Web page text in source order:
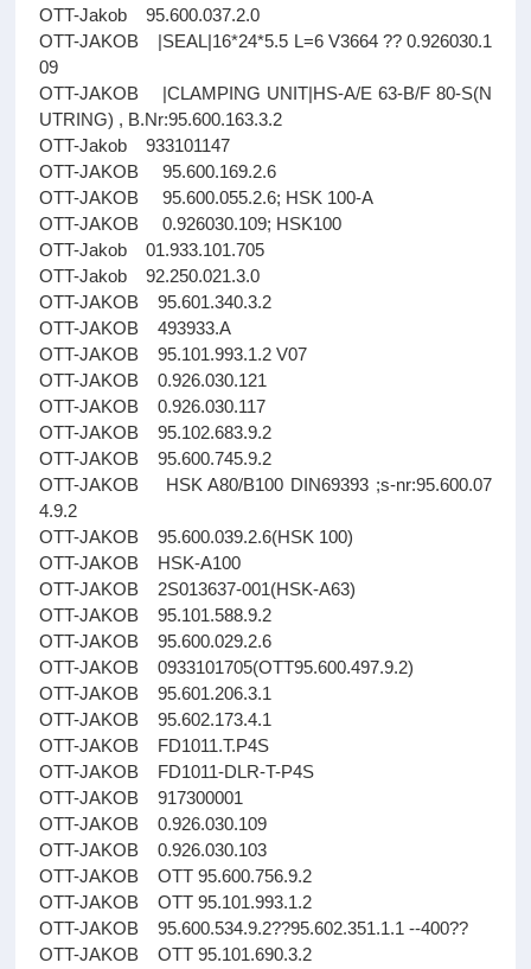
OTT-Jakob 95.600.037.2.0
OTT-JAKOB |SEAL|16*24*5.5 L=6 V3664 ?? 0.926030.1
09
OTT-JAKOB |CLAMPING UNIT|HS-A/E 63-B/F 80-S(N
UTRING) , B.Nr:95.600.163.3.2
OTT-Jakob 933101147
OTT-JAKOB 95.600.169.2.6
OTT-JAKOB 95.600.055.2.6; HSK 100-A
OTT-JAKOB 0.926030.109; HSK100
OTT-Jakob 01.933.101.705
OTT-Jakob 92.250.021.3.0
OTT-JAKOB 95.601.340.3.2
OTT-JAKOB 493933.A
OTT-JAKOB 95.101.993.1.2 V07
OTT-JAKOB 0.926.030.121
OTT-JAKOB 0.926.030.117
OTT-JAKOB 95.102.683.9.2
OTT-JAKOB 95.600.745.9.2
OTT-JAKOB HSK A80/B100 DIN69393 ;s-nr:95.600.07
4.9.2
OTT-JAKOB 95.600.039.2.6(HSK 100)
OTT-JAKOB HSK-A100
OTT-JAKOB 2S013637-001(HSK-A63)
OTT-JAKOB 95.101.588.9.2
OTT-JAKOB 95.600.029.2.6
OTT-JAKOB 0933101705(OTT95.600.497.9.2)
OTT-JAKOB 95.601.206.3.1
OTT-JAKOB 95.602.173.4.1
OTT-JAKOB FD1011.T.P4S
OTT-JAKOB FD1011-DLR-T-P4S
OTT-JAKOB 917300001
OTT-JAKOB 0.926.030.109
OTT-JAKOB 0.926.030.103
OTT-JAKOB OTT 95.600.756.9.2
OTT-JAKOB OTT 95.101.993.1.2
OTT-JAKOB 95.600.534.9.2??95.602.351.1.1 --400??
OTT-JAKOB OTT 95.101.690.3.2